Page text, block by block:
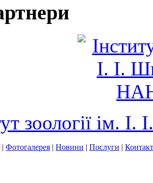
зоології ім.
| Фотогалерея | Новини | Послуги |